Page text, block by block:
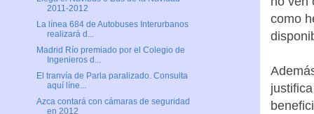
como
2011-2012
La línea 684 de Autobuses Interurbanos
realizará d...
Madrid Río premiado por el Colegio de
Ingenieros d...
El tranvía de Parla paralizado. Consulta
aquí líne...
Azca contará con cámaras de seguridad
en 2012